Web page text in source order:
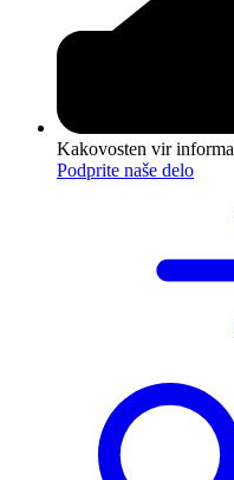
Kakovosten vir
Podprite naše delo